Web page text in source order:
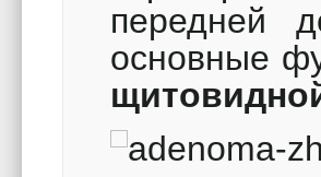
передней
основные